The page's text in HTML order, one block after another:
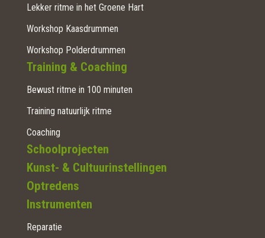
Lekker ritme in het Groene Hart
Workshop Kaasdrummen
Workshop Polderdrummen
Training & Coaching
Bewust ritme in 100 minuten
Training natuurlijk ritme
Coaching
Schoolprojecten
Kunst- & Cultuurinstellingen
Optredens
Instrumenten
Reparatie